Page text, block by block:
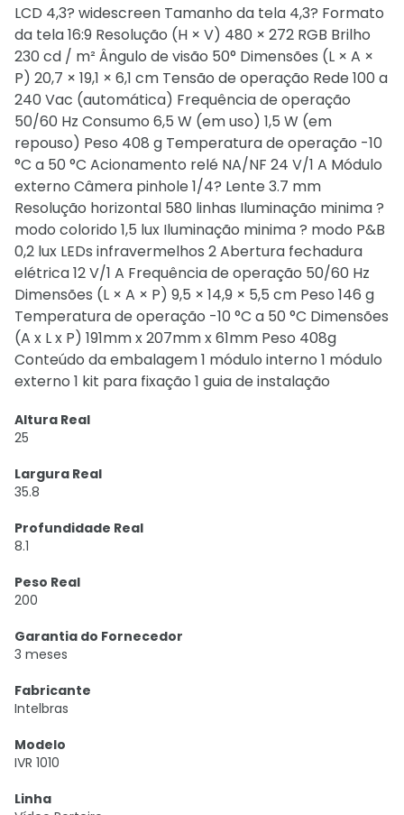
LCD 4,3? widescreen Tamanho da tela 4,3? Formato
da tela 16:9 Resolução (H × V) 480 × 272 RGB Brilho
230 cd / m² Ângulo de visão 50° Dimensões (L × A ×
P) 20,7 × 19,1 × 6,1 cm Tensão de operação Rede 100 a
240 Vac (automática) Frequência de operação
50/60 Hz Consumo 6,5 W (em uso) 1,5 W (em
repouso) Peso 408 g Temperatura de operação -10
°C a 50 °C Acionamento relé NA/NF 24 V/1 A Módulo
externo Câmera pinhole 1/4? Lente 3.7 mm
Resolução horizontal 580 linhas Iluminação minima ?
modo colorido 1,5 lux Iluminação minima ? modo P&B
0,2 lux LEDs infravermelhos 2 Abertura fechadura
elétrica 12 V/1 A Frequência de operação 50/60 Hz
Dimensões (L × A × P) 9,5 × 14,9 × 5,5 cm Peso 146 g
Temperatura de operação -10 °C a 50 °C Dimensões
(A x L x P) 191mm x 207mm x 61mm Peso 408g
Conteúdo da embalagem 1 módulo interno 1 módulo
externo 1 kit para fixação 1 guia de instalação
Altura Real
25
Largura Real
35.8
Profundidade Real
8.1
Peso Real
200
Garantia do Fornecedor
3 meses
Fabricante
Intelbras
Modelo
IVR 1010
Linha